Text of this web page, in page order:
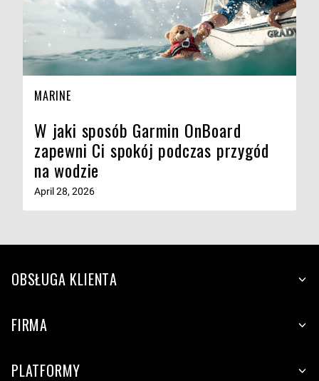
MARINE
W jaki sposób Garmin OnBoard
zapewni Ci spokój podczas przygód
na wodzie
April 28, 2026
OBSŁUGA KLIENTA
FIRMA
PLATFORMY